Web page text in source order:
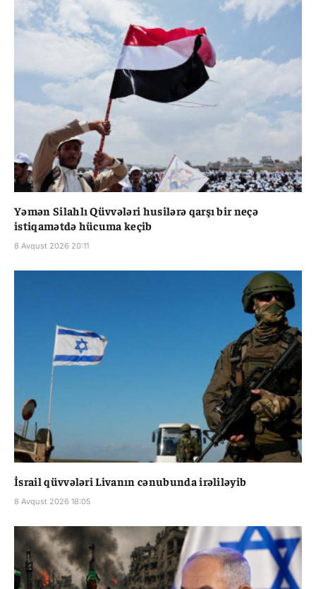
Yəmən Silahlı Qüvvələri husilərə qarşı bir neçə
istiqamətdə hücuma keçib
8 Avqust 2026 20:11
İsrail qüvvələri Livanın cənubunda irəliləyib
8 Avqust 2026 18:05